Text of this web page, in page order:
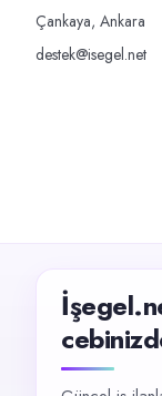
Çankaya, Ankara
destek@isegel.net